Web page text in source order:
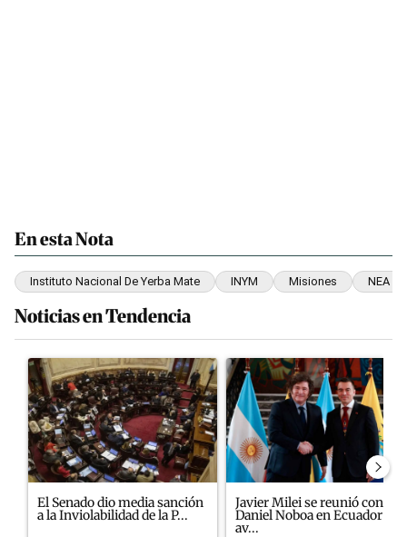
En esta Nota
Instituto Nacional De Yerba Mate INYM Misiones NEA
Noticias en Tendencia
Este listado muestra los artículos con más comentarios en los
Un artículo de tendencia con el título "El Senado dio media
El Senado dio media sanción
a la Inviolabilidad de la P...
Un artículo de tendencia con
Javier Milei se reunió con
Daniel Noboa en Ecuador y
av...